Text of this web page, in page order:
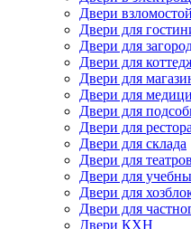
Двери
Двери для
Двери для
Двери для
Двери для
Двери для
Двери для
Двери для
Двери для склада
Двери для театров
Двери для
Двери для
Двери для
Двери КХН